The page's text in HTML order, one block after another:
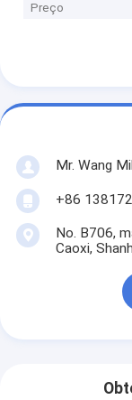
Preço
Mr. Wang
+86
No. B706,
Caoxi,